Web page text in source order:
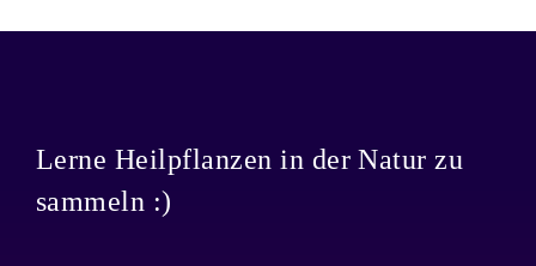
Lerne Heilpflanzen in der Natur zu
sammeln :)